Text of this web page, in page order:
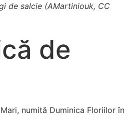
de salcie (AMartiniouk, CC
de
numită Duminica Floriilor în